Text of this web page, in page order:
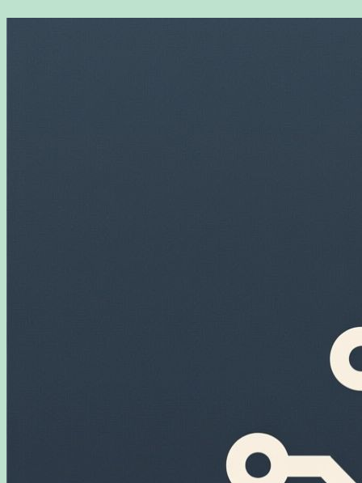
Перейти